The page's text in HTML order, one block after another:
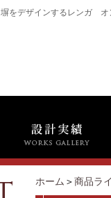
塀をデザインするレンガ
ホーム ＞ 商品ラ